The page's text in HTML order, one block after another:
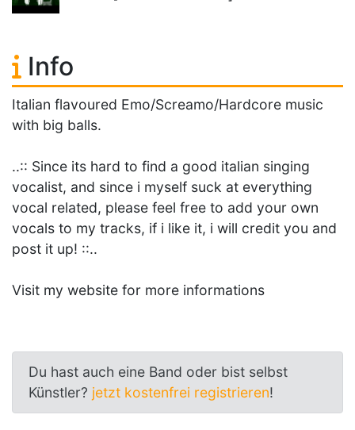
Info
Italian flavoured Emo/Screamo/Hardcore music
with big balls.
..:: Since its hard to find a good italian singing
vocalist, and since i myself suck at everything
vocal related, please feel free to add your own
vocals to my tracks, if i like it, i will credit you and
post it up! ::..
Visit my website for more informations
Du hast auch eine Band oder bist selbst
Künstler? jetzt kostenfrei registrieren!